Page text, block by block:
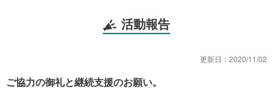
活動報告
更新日： 2020/11/02
ご協力の御礼と継続支援のお願い。